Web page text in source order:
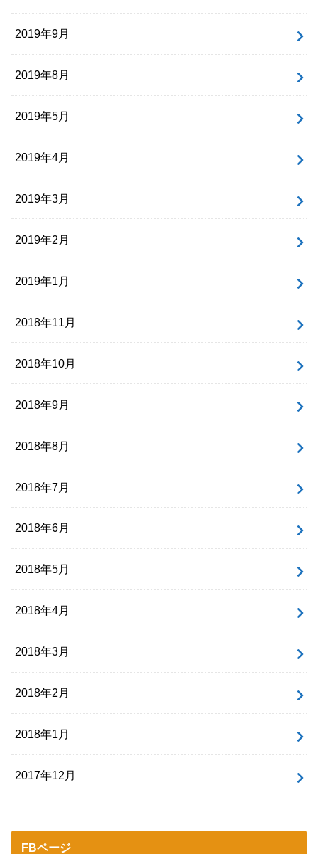
2019年9月
2019年8月
2019年5月
2019年4月
2019年3月
2019年2月
2019年1月
2018年11月
2018年10月
2018年9月
2018年8月
2018年7月
2018年6月
2018年5月
2018年4月
2018年3月
2018年2月
2018年1月
2017年12月
FBページ